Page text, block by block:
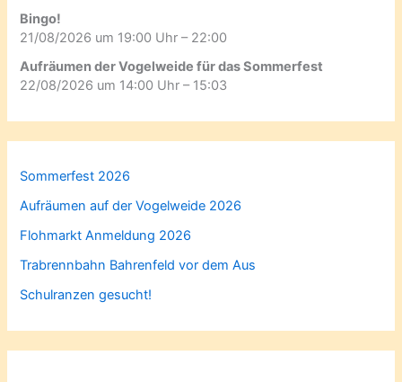
Bingo!
21/08/2026 um 19:00 Uhr – 22:00
Aufräumen der Vogelweide für das Sommerfest
22/08/2026 um 14:00 Uhr – 15:03
Sommerfest 2026
Aufräumen auf der Vogelweide 2026
Flohmarkt Anmeldung 2026
Trabrennbahn Bahrenfeld vor dem Aus
Schulranzen gesucht!